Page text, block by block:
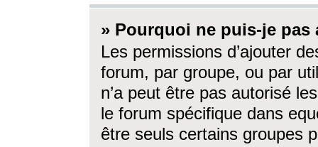
» Pourquoi ne puis-je
Les permissions d’ajouter
forum, par groupe, ou par
n’a peut être pas autorisé
le forum spécifique dans
être seuls certains groupes